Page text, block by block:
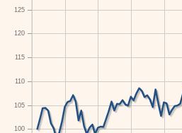
100
105
110
115
120
125